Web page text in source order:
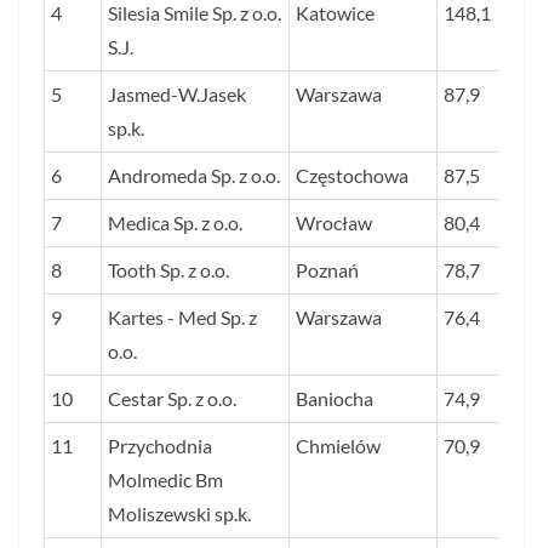
4
Silesia Smile Sp. z o.o.
S.J.
Katowice 148,1
5
Jasmed-W.Jasek
sp.k.
Warszawa 87,9
6 Andromeda Sp. z o.o. Częstochowa 87,5
7 Medica Sp. z o.o. Wrocław 80,4
8 Tooth Sp. z o.o. Poznań 78,7
9
Kartes - Med Sp. z
o.o.
Warszawa 76,4
10 Cestar Sp. z o.o. Baniocha 74,9
11
Przychodnia
Molmedic Bm
Moliszewski sp.k.
Chmielów 70,9